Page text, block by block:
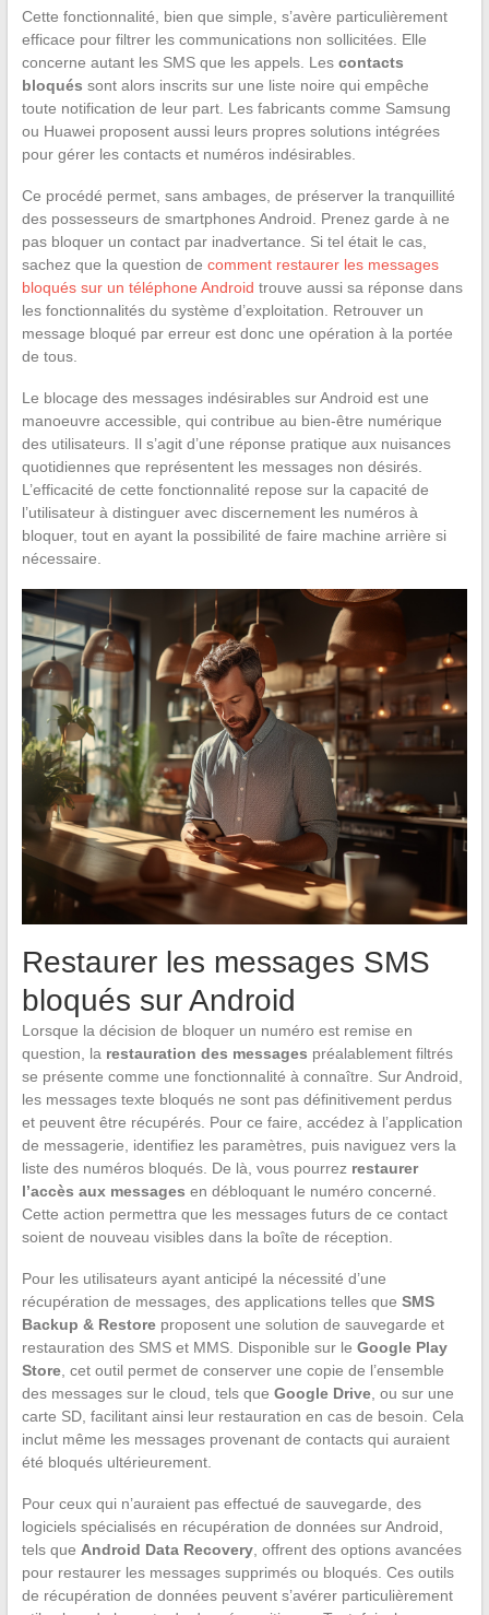
Cette fonctionnalité, bien que simple, s’avère particulièrement
efficace pour filtrer les communications non sollicitées. Elle
concerne autant les SMS que les appels. Les contacts
bloqués sont alors inscrits sur une liste noire qui empêche
toute notification de leur part. Les fabricants comme Samsung
ou Huawei proposent aussi leurs propres solutions intégrées
pour gérer les contacts et numéros indésirables.
Ce procédé permet, sans ambages, de préserver la tranquillité
des possesseurs de smartphones Android. Prenez garde à ne
pas bloquer un contact par inadvertance. Si tel était le cas,
sachez que la question de comment restaurer les messages
bloqués sur un téléphone Android trouve aussi sa réponse dans
les fonctionnalités du système d’exploitation. Retrouver un
message bloqué par erreur est donc une opération à la portée
de tous.
Le blocage des messages indésirables sur Android est une
manoeuvre accessible, qui contribue au bien-être numérique
des utilisateurs. Il s’agit d’une réponse pratique aux nuisances
quotidiennes que représentent les messages non désirés.
L’efficacité de cette fonctionnalité repose sur la capacité de
l’utilisateur à distinguer avec discernement les numéros à
bloquer, tout en ayant la possibilité de faire machine arrière si
nécessaire.
Restaurer les messages SMS
bloqués sur Android
Lorsque la décision de bloquer un numéro est remise en
question, la restauration des messages préalablement filtrés
se présente comme une fonctionnalité à connaître. Sur Android,
les messages texte bloqués ne sont pas définitivement perdus
et peuvent être récupérés. Pour ce faire, accédez à l’application
de messagerie, identifiez les paramètres, puis naviguez vers la
liste des numéros bloqués. De là, vous pourrez restaurer
l’accès aux messages en débloquant le numéro concerné.
Cette action permettra que les messages futurs de ce contact
soient de nouveau visibles dans la boîte de réception.
Pour les utilisateurs ayant anticipé la nécessité d’une
récupération de messages, des applications telles que SMS
Backup & Restoreproposent une solution de sauvegarde et
restauration des SMS et MMS. Disponible sur le Google Play
Store, cet outil permet de conserver une copie de l’ensemble
des messages sur le cloud, tels que Google Drive, ou sur une
carte SD, facilitant ainsi leur restauration en cas de besoin. Cela
inclut même les messages provenant de contacts qui auraient
été bloqués ultérieurement.
Pour ceux qui n’auraient pas effectué de sauvegarde, des
logiciels spécialisés en récupération de données sur Android,
tels que Android Data Recovery, offrent des options avancées
pour restaurer les messages supprimés ou bloqués. Ces outils
de récupération de données peuvent s’avérer particulièrement